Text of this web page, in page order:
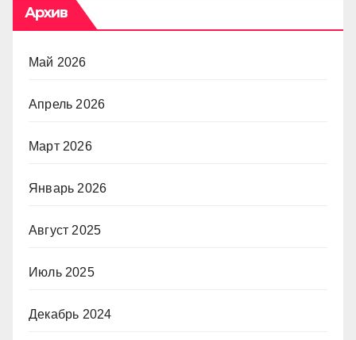
Архив
Май 2026
Апрель 2026
Март 2026
Январь 2026
Август 2025
Июль 2025
Декабрь 2024